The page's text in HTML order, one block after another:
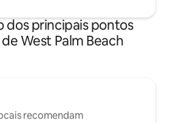
dos principais pontos
West Palm Beach
recomendam